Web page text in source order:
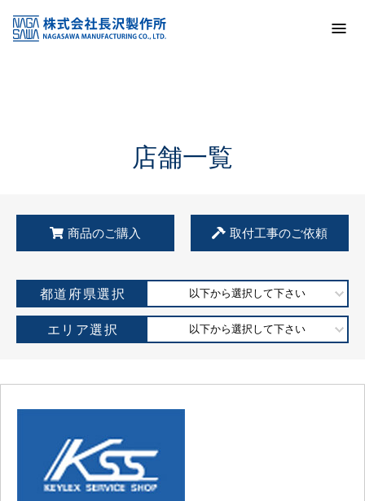
KSS加盟店・取扱店情報
店舗一覧
店舗一覧
商品のご購入 取付工事のご依頼
都道府県選択 以下から選択して下さい
エリア選択 以下から選択して下さい